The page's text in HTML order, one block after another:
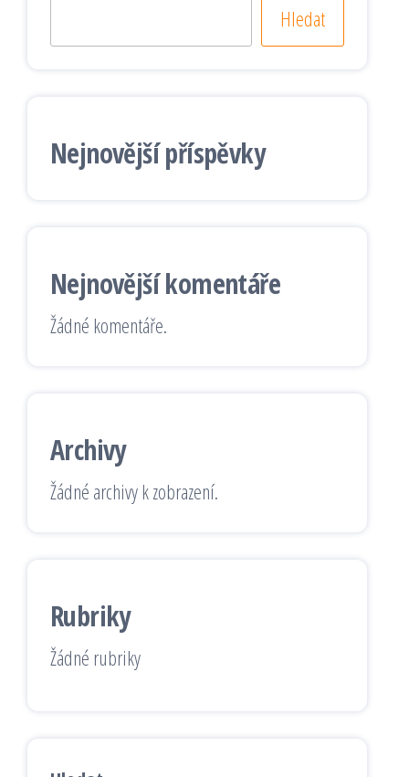
Hledat
Nejnovější příspěvky
Nejnovější komentáře
Žádné komentáře.
Archivy
Žádné archivy k zobrazení.
Rubriky
Žádné rubriky